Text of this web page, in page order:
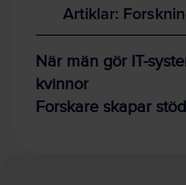
Artiklar:
När män gör IT-
kvinnor
Forskare skapar